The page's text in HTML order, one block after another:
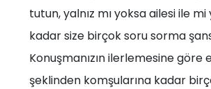
tutun, yalnız mı yoksa ailesi ile mi
kadar size birçok soru sorma
Konuşmanızın ilerlemesine göre
şeklinden komşularına kadar